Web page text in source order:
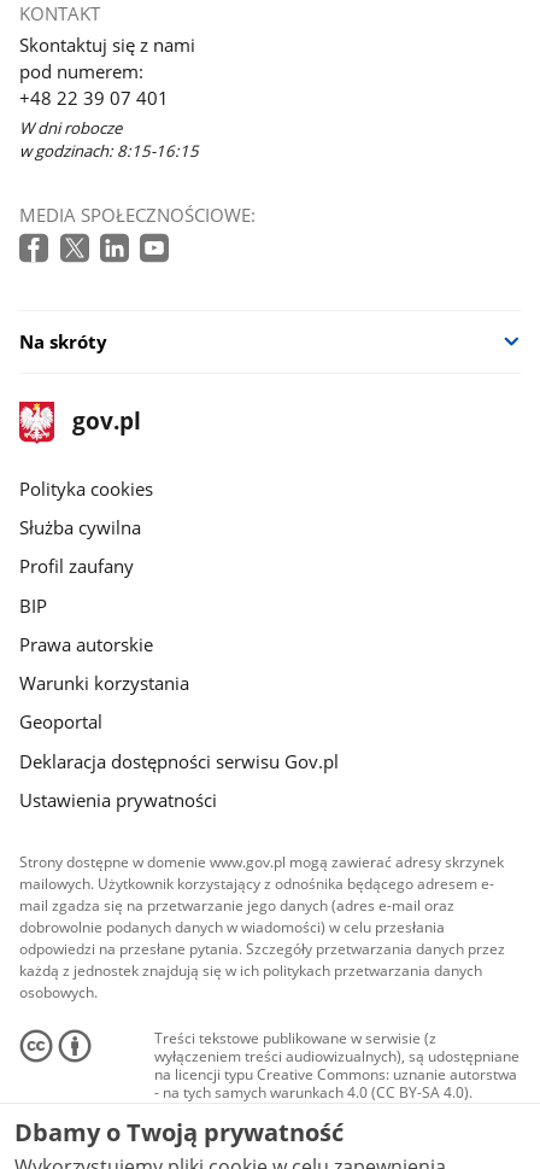
się
w
nowym
oknie
KONTAKT
Skontaktuj się z nami
pod numerem:
+48 22 39 07 401
W dni robocze
w godzinach: 8:15-16:15
MEDIA SPOŁECZNOŚCIOWE:
Na skróty
stopka
gov.pl
Strona
gov.pl
gov.pl
Polityka cookies
Służba cywilna
Profil zaufany
BIP
Prawa autorskie
Warunki korzystania
Geoportal
Deklaracja dostępności serwisu Gov.pl
Ustawienia prywatności
Strony dostępne w domenie www.gov.pl mogą zawierać adresy skrzynek
mailowych. Użytkownik korzystający z odnośnika będącego adresem e-
mail zgadza się na przetwarzanie jego danych (adres e-mail oraz
dobrowolnie podanych danych w wiadomości) w celu przesłania
odpowiedzi na przesłane pytania. Szczegóły przetwarzania danych przez
każdą z jednostek znajdują się w ich politykach przetwarzania danych
osobowych.
Treści tekstowe publikowane w serwisie (z
wyłączeniem treści audiowizualnych), są udostępniane
na licencji typu Creative Commons: uznanie autorstwa
- na tych samych warunkach 4.0 (CC BY-SA 4.0).
Materiały audiowizualne, w tym zdjęcia, materiały
audio i wideo, są udostępniane na licencji typu
Creative Commons: uznanie autorstwa użycie
niekomercyjne - bez utworów zależnych 4.0 (CC BY-
Dbamy o Twoją prywatność